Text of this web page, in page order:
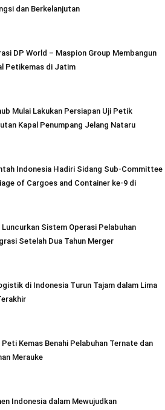
dan Berkelanjutan
DP World – Maspion Group Membangun
Petikemas di Jatim
Mulai Lakukan Persiapan Uji Petik
Kapal Penumpang Jelang Nataru
Indonesia Hadiri Sidang Sub-Committee
of Cargoes and Container ke-9 di
Luncurkan Sistem Operasi Pelabuhan
Setelah Dua Tahun Merger
di Indonesia Turun Tajam dalam Lima
Kemas Benahi Pelabuhan Ternate dan
Merauke
Indonesia dalam Mewujudkan